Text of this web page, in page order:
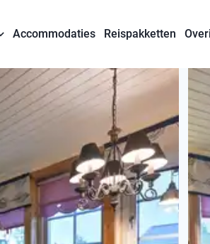
Accommodaties Reispakketten